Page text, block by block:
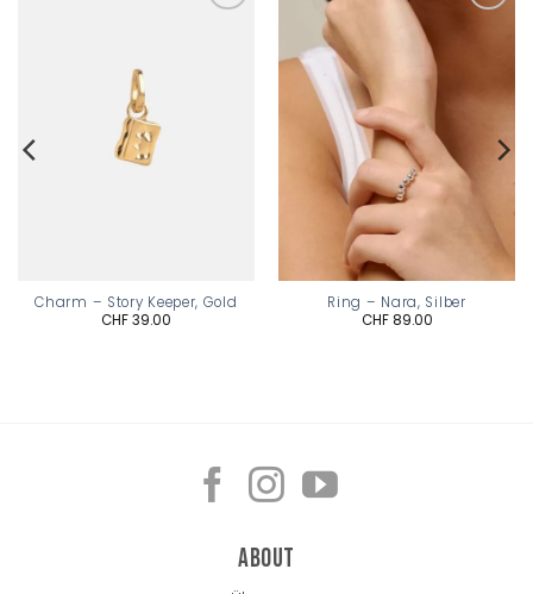
Charm – Story Keeper, Gold
CHF39.00
Ring – Nara, Silber
CHF89.00
About